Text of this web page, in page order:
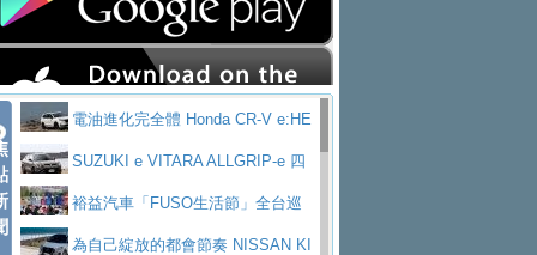
電油進化完全體 Honda CR-V e:HE
V PrestigeSUZUKI e VITARA ALLGRIP-e 四
驅精神的純電新詮釋
裕益汽車「FUSO生活節」全台巡
迴 結合生活體驗、交通安全與購車優惠
為自己綻放的都會節奏 NISSAN KI